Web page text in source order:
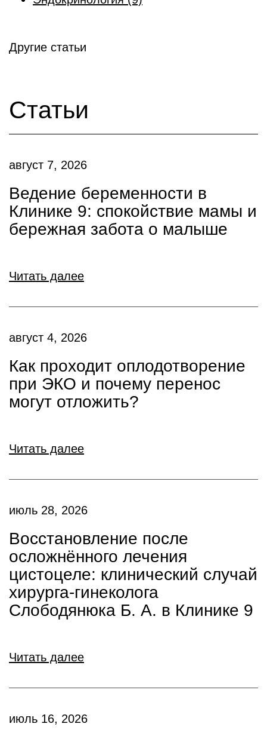
Другие статьи
Статьи
август 7, 2026
Ведение беременности в
Клинике 9: спокойствие мамы и
бережная забота о малыше
Читать далее
август 4, 2026
Как проходит оплодотворение
при ЭКО и почему перенос
могут отложить?
Читать далее
июль 28, 2026
Восстановление после
осложнённого лечения
цистоцеле: клинический случай
хирурга-гинеколога
Слободянюка Б. А. в Клинике 9
Читать далее
июль 16, 2026